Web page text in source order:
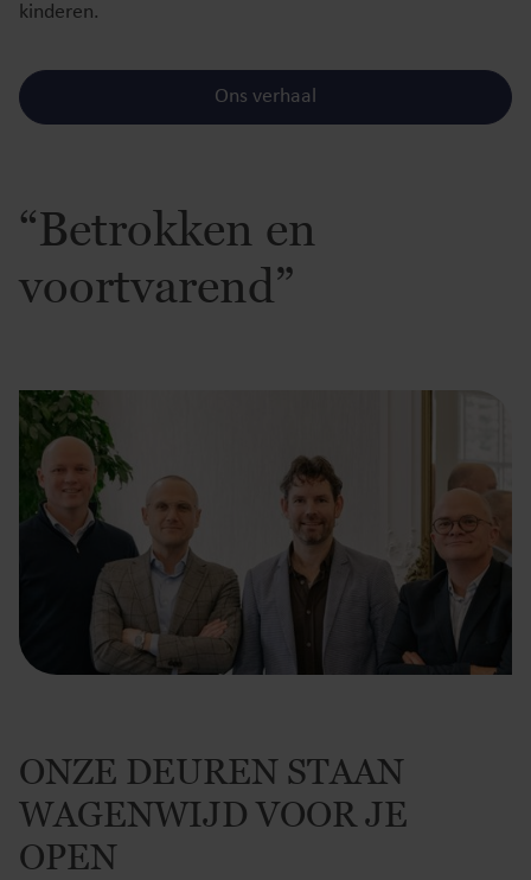
kinderen.
Ons verhaal
“Betrokken en
voortvarend”
ONZE DEUREN STAAN
WAGENWIJD VOOR JE
OPEN